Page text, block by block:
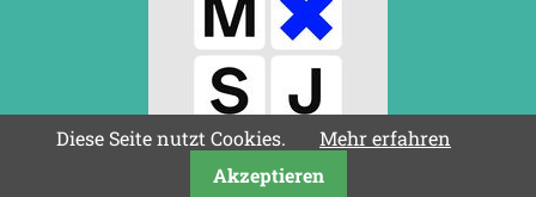
Diese Seite nutzt Cookies.
Mehr erfahren
Akzeptieren